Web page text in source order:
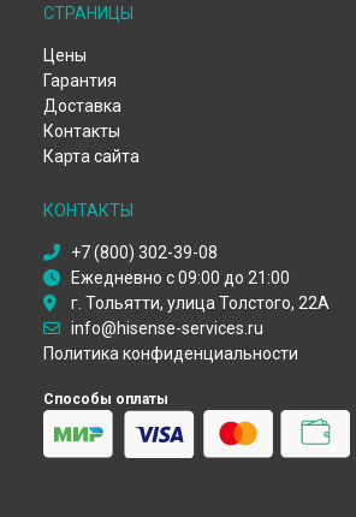
Ремонт стиральной машины
Волгограде
Ремонт стиральной машины
Барнауле
Ремонт стиральной машины
Ремонт стиральной машины
Ремонт стиральной машины
Ярославле
Ремонт стиральной машины
Саратове
Ремонт стиральной машины
Хабаровске
Ремонт стиральной машины
Ремонт стиральной машины
Тюмени
Ремонт стиральной машины
Иркутске
СТРАНИЦЫ
Цены
Гарантия
Доставка
Контакты
Карта сайта
КОНТАКТЫ
+7 (800) 302-39-08
Ежедневно с 09:00 до 21:00
г. Тольятти, улица Толстого, 22А
info@hisense-services.ru
Политика конфиденциальности
Способы оплаты